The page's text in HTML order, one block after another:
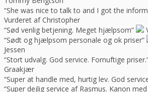
“She was nice to talk to and I got the
Vurderet af Christopher
“Sød venlig betjening. Meget hjælpsom”
“Sødt og hjælpsom personale og ok priser”
Jessen
“Stort udvalg. God service. Fornuftige
Graakjær
“Super at handle med, hurtig lev. God
“Super dejlig service af Rasmus. Kanon